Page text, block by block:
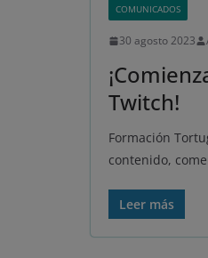
COMUNICADOS
30 agosto 2023
Twitch!
Formación
contenido,
Leer más